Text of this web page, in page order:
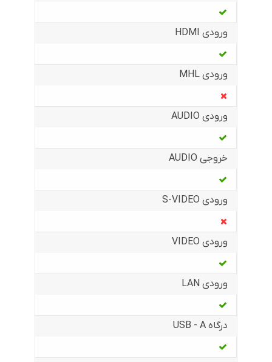
ورودی HDMI
ورودی MHL
ورودی AUDIO
خروجی AUDIO
ورودی S-VIDEO
ورودی VIDEO
ورودی LAN
درگاه USB - A